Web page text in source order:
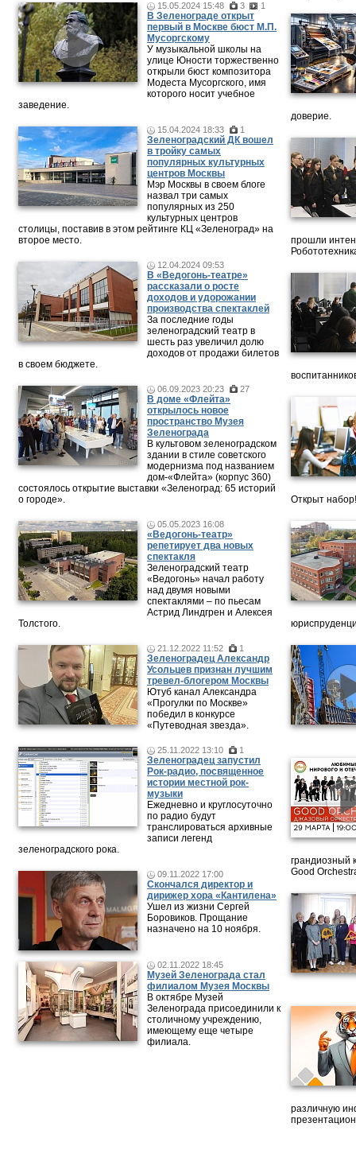
15.05.2024 15:48 3 1
В Зеленограде открыт
первый в Москве бюст М.П.
Мусоргскому
У музыкальной школы на
улице Юности торжественно
открыли бюст композитора
Модеста Мусоргского, имя
которого носит учебное
заведение.
15.04.2024 18:33 1
Зеленоградский ДК вошел
в тройку самых
популярных культурных
центров Москвы
Мэр Москвы в своем блоге
назвал три самых
популярных из 250
культурных центров
столицы, поставив в этом рейтинге КЦ «Зеленоград» на
второе место.
12.04.2024 09:53
В «Ведогонь-театре»
рассказали о росте
доходов и удорожании
производства спектаклей
За последние годы
зеленоградский театр в
шесть раз увеличил долю
доходов от продажи билетов
в своем бюджете.
06.09.2023 20:23 27
В доме «Флейта»
открылось новое
пространство Музея
Зеленограда
В культовом зеленоградском
здании в стиле советского
модернизма под названием
дом-«Флейта» (корпус 360)
состоялось открытие выставки «Зеленоград: 65 историй
о городе».
05.05.2023 16:08
«Ведогонь-театр»
репетирует два новых
спектакля
Зеленоградский театр
«Ведогонь» начал работу
над двумя новыми
спектаклями – по пьесам
Астрид Линдгрен и Алексея
Толстого.
21.12.2022 11:52 1
Зеленоградец Александр
Усольцев признан лучшим
тревел-блогером Москвы
Ютуб канал Александра
«Прогулки по Москве»
победил в конкурсе
«Путеводная звезда».
25.11.2022 13:10 1
Зеленоградец запустил
Рок-радио, посвященное
истории местной рок-
музыки
Ежедневно и круглосуточно
по радио будут
транслироваться архивные
записи легенд
зеленоградского рока.
09.11.2022 17:00
Скончался директор и
дирижер хора «Кантилена»
Ушел из жизни Сергей
Боровиков. Прощание
назначено на 10 ноября.
02.11.2022 18:45
Музей Зеленограда стал
филиалом Музея Москвы
В октябре Музей
Зеленограда присоединили к
столичному учреждению,
имеющему еще четыре
филиала.
доверие.
прошли
Открыт набор!
грандиозный
Good
различную